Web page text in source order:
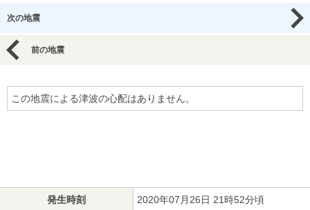
次の地震
前の地震
この地震による津波の心配はありません。
発生時刻 2020年07月26日 21時52分頃